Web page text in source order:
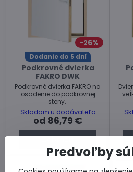
26%
Dodanie do 5 dní
Podkrovné dvierka
FAKRO DWK
Podkrovné dvierka FAKRO na
osadenie do podkrovnej
steny.
Skladom u dodávateľa
od 86,79 €
Zobraziť
Predvoľby